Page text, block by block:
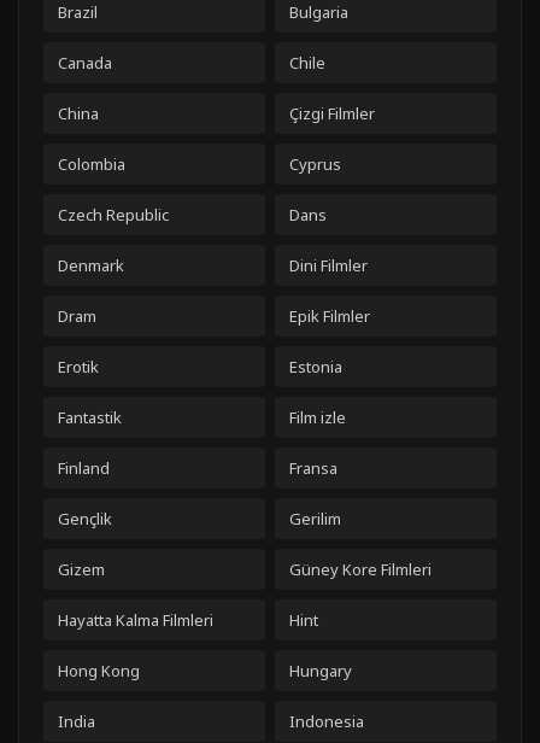
Brazil Bulgaria
Canada Chile
China Çizgi Filmler
Colombia Cyprus
Czech Republic Dans
Denmark Dini Filmler
Dram Epik Filmler
Erotik Estonia
Fantastik Film izle
Finland Fransa
Gençlik Gerilim
Gizem Güney Kore Filmleri
Hayatta Kalma Filmleri Hint
Hong Kong Hungary
India Indonesia